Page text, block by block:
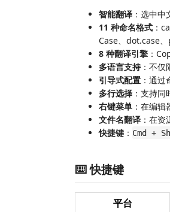
智能翻译 ：选中
11 种命名格式 ：
Case、dot.case
8 种翻译引擎 ：
多语言支持：不仅
引导式配置 ：通
多行选择 ：支持
右键菜单 ：在编
文件名翻译 ：在
快捷键 ： Cmd +
⌨️ 快捷键
平台